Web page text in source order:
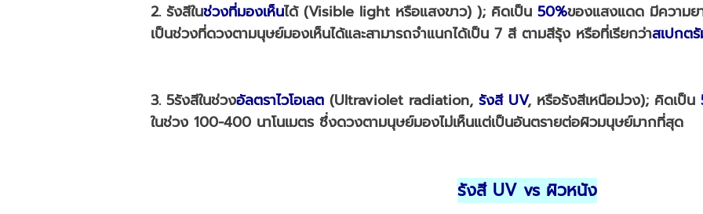
2. รังสีในช่วงที่มองเห็นได้ (Visible light หรือแสงขาว) ); คิดเป็น 50%ของแสงแดด มีความ
เป็นช่วงที่ดวงตามนุษย์มองเห็นได้และสามารถจำแนกได้เป็น 7 สี ตามสีรุ้ง หรือที่เรียกว่าสเปกต
3. 5รังสีในช่วงอัลตราไวโอเลต (Ultraviolet radiation, รังสี UV, หรือรังสีเหนือม่วง); คิดเป็น
ในช่วง 100-400 นาโนเมตร ซึ่งดวงตามนุษย์มองไม่เห็นแต่เป็นอันตรายต่อผิวมนุษย์มากที่สุด
รังสี UV vs ผิวหนัง